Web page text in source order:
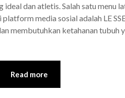
dan atletis. Salah satu menu
media sosial adalah LE
membutuhkan ketahanan tubuh
Read more